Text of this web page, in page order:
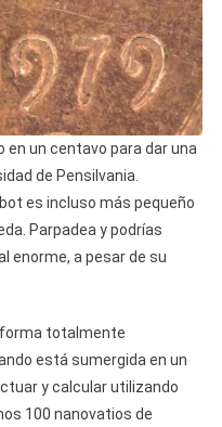
en un centavo para dar una
de Pensilvania.
es incluso más pequeño
Parpadea y podrías
enorme, a pesar de su
totalmente
está sumergida en un
y calcular utilizando
100 nanovatios de